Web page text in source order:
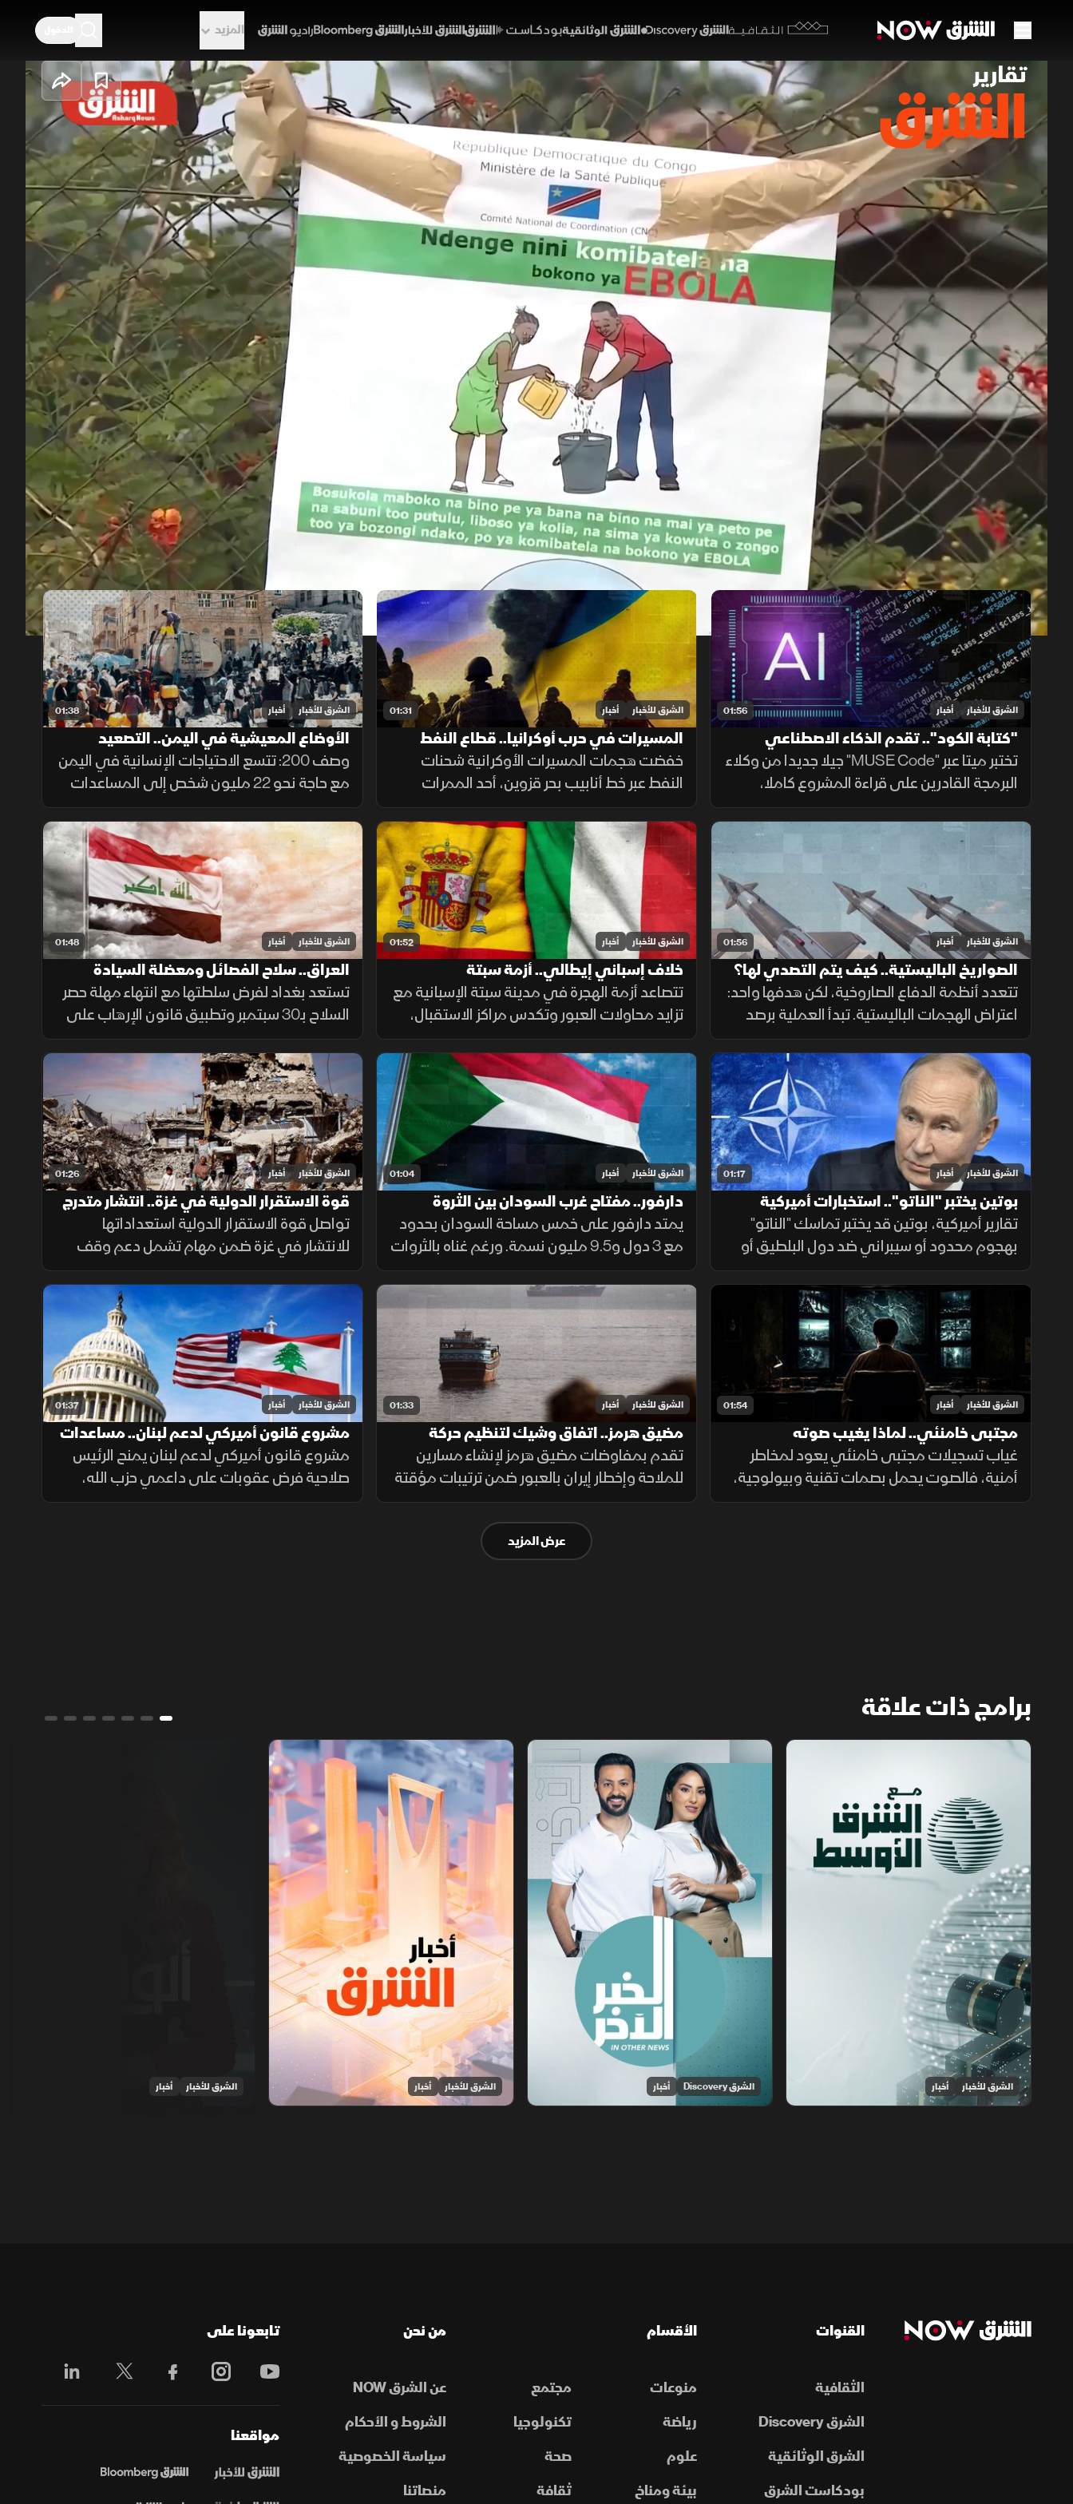
الثقافية
المزيد
00:12/01:58 1x auto
"إيبولا" الجديد تحت المجهر.. هل يتوسع التفشي
في إفريقيا؟
22 مايو 2026 01:57 أخبار
تقارير الشرق
يتصاعد القلق العالمي من تفشي سلالة نادرة من فيروس إيبولا بإفريقيا وسط ضعف الأنظمة الصحية
والنزاعات. المخاوف ترتبط بصعوبة اكتشاف السلالة وغياب لقاحات أو علاجات معتمدة لها، إضافة لتراجع تمويل
أبحاث الأوبئة. وبينما تصنف المخاطر مرتفعة داخل إفريقيا ومنخفضة عالميا، تتزايد الدعوات لاستجابة سريعة
لمنع اتساع العدوى.
برامج الشرق الإخبارية (ملحق) تقارير الشرق إفريقيا
حلقات الموسم 2026
01:56 الشرق للأخبار أخبار
"كتابة الكود".. تقدم الذكاء الاصطناعي
تختبر ميتا عبر "MUSE Code" جيلا جديدا من وكلاء
البرمجة القادرين على قراءة المشروع كاملا،
وتقسيم المهام وتشغيل الأدوات والاختبارات،
مع تنفيذ عدة عمليات بالتوازي.
01:31 الشرق للأخبار أخبار
المسيرات في حرب أوكرانيا.. قطاع النفط
يتأثر بسبب الهجمات
خفضت هجمات المسيرات الأوكرانية شحنات
النفط عبر خط أنابيب بحر قزوين، أحد الممرات
الرئيسية لصادرات كازاخستان، ما أضاف ضغوطا
جديدة على أسواق الطاقة والنقل البحري.
01:38 الشرق للأخبار أخبار
الأوضاع المعيشية في اليمن.. التصعيد
الحوثي يعمق الأزمةوصف 200: تتسع الاحتياجات الإنسانية في اليمن
مع حاجة نحو 22 مليون شخص إلى المساعدات
والحماية، وسط تفاقم انعدام الأمن الغذائي
ونقص حاد في تمويل خطة الاستجابة الإنسانية
01:56 الشرق للأخبار أخبار
الصواريخ الباليستية.. كيف يتم التصدي لها؟
تتعدد أنظمة الدفاع الصاروخية، لكن هدفها واحد:
اعتراض الهجمات الباليستية. تبدأ العملية برصد
الصاروخ عبر الأقمار الصناعية والرادارات، ثم حساب
مساره وإطلاق صاروخ اعتراضي، مع طبقات
دفاعية أخرى
01:52 الشرق للأخبار أخبار
خلاف إسباني إيطالي.. أزمة سبتة
تتصاعد أزمة الهجرة في مدينة سبتة الإسبانية مع
تزايد محاولات العبور وتكدس مراكز الاستقبال،
فيما تواصل السلطات ملاحقة شبكات التهريب
وسط تداعيات إنسانية وأمنية تمتد إلى الساحة
الأوروبية.
01:48 الشرق للأخبار أخبار
العراق.. سلاح الفصائل ومعضلة السيادة
تستعد بغداد لفرض سلطتها مع انتهاء مهلة حصر
السلاح بـ30 سبتمبر وتطبيق قانون الإرهاب على
المخالفين، وسط تجاوب فصائل وتسليم مقرها،
مقابل رفض أخرى كـ"كتائب حزب الله" لربطها
الملف بالصراع الإقليمي.
01:17 الشرق للأخبار أخبار
بوتين يختبر "الناتو".. استخبارات أميركية
تقارير أميركية، بوتين قد يختبر تماسك "الناتو"
بهجوم محدود أو سيبراني ضد دول البلطيق أو
بولندا للتشكيك بالمادة الـ5، في حال فشله
بتأمين مخرج يحفظ ماء الوجه بأوكرانيا خلال
السنوات القادمة.
01:04 الشرق للأخبار أخبار
دارفور.. مفتاح غرب السودان بين الثروة
والمأساة
يمتد دارفور على خمس مساحة السودان بحدود
مع 3 دول و9.5 مليون نسمة. ورغم غناه بالثروات
الحيوانية والمعدنية وجبل مرة، يعاني كارثة
إنسانية وجرائم حرب منذ 2003، أحيلت للجنائية
الدولية عام 2005.
01:26 الشرق للأخبار أخبار
قوة الاستقرار الدولية في غزة.. انتشار متدرج
وتحديات معقدة
تواصل قوة الاستقرار الدولية استعداداتها
للانتشار في غزة ضمن مهام تشمل دعم وقف
إطلاق النار وتأمين المساعدات وتدريب الشرطة
المدنية، وسط تحديات سياسية وأمنية معقدة.
01:54 الشرق للأخبار أخبار
مجتبى خامنئي.. لماذا يغيب صوته
غياب تسجيلات مجتبى خامنئي يعود لمخاطر
أمنية، فالصوت يحمل بصمات تقنية وبيولوجية،
ويكشف للتحليل الاستخباراتي مكان التسجيل،
01:33 الشرق للأخبار أخبار
مضيق هرمز.. اتفاق وشيك لتنظيم حركة
الملاحة
تقدم بمفاوضات مضيق هرمز لإنشاء مسارين
للملاحة وإخطار إيران بالعبور ضمن ترتيبات مؤقتة
لـ60 يوماً لعودة النفط، وسط حذر إيراني واشتراط
أميركي بحرية الملاحة دون قيود.
01:37 الشرق للأخبار أخبار
مشروع قانون أميركي لدعم لبنان.. مساعدات
وعقوبات
مشروع قانون أميركي لدعم لبنان يمنح الرئيس
صلاحية فرض عقوبات على داعمي حزب الله،
ويربط أكثر من نصف المساعدات بتقدم بيروت
عرض المزيد
برامج ذات علاقة
مع الشرق الأوسط
الشرق للأخبار أخبار
الخبر الآخر
الشرق Discovery أخبار
أخبار الشرق
الشرق للأخبار أخبار الشرق للأخبار أخبار
القنوات
الثقافية
الشرق Discovery
الشرق الوثائقية
بودكاست الشرق
الأقسام
منوعات
مجتمع
رياضة
تكنولوجيا
علوم
صحة
بيئة ومناخ
ثقافة
من نحن
عن الشرق NOW
الشروط و الأحكام
سياسة الخصوصية
منصاتنا
تابعونا على
مواقعنا